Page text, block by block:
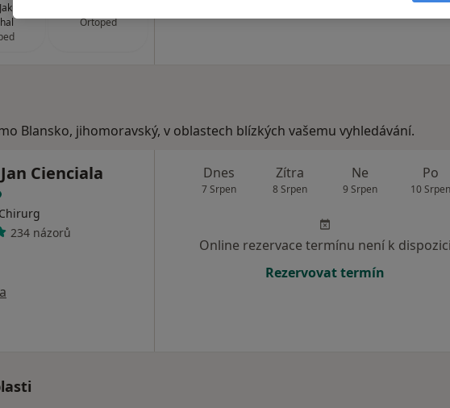
Ortoped
Blansko, jihomoravský, v oblastech blízkých vašemu vyhledávání.
Cienciala
234 názorů
Dnes
7 Srpen
Zítra
8 Srpen
Ne
9 Srpen
Po
10 Srpen
Online rezervace termínu není k dispozici
Rezervovat termín